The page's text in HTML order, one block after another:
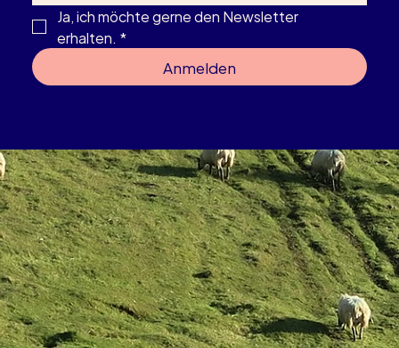
Ja, ich möchte gerne den Newsletter
erhalten. *
Anmelden